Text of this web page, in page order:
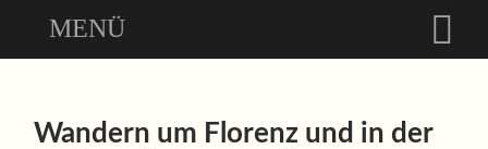
Menü
SPRINGEN
Wandern um Florenz und in der